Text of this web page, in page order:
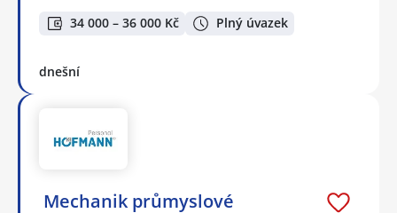
34 000 – 36 000 Kč Plný úvazek
dnešní
️ Mechanik průmyslové